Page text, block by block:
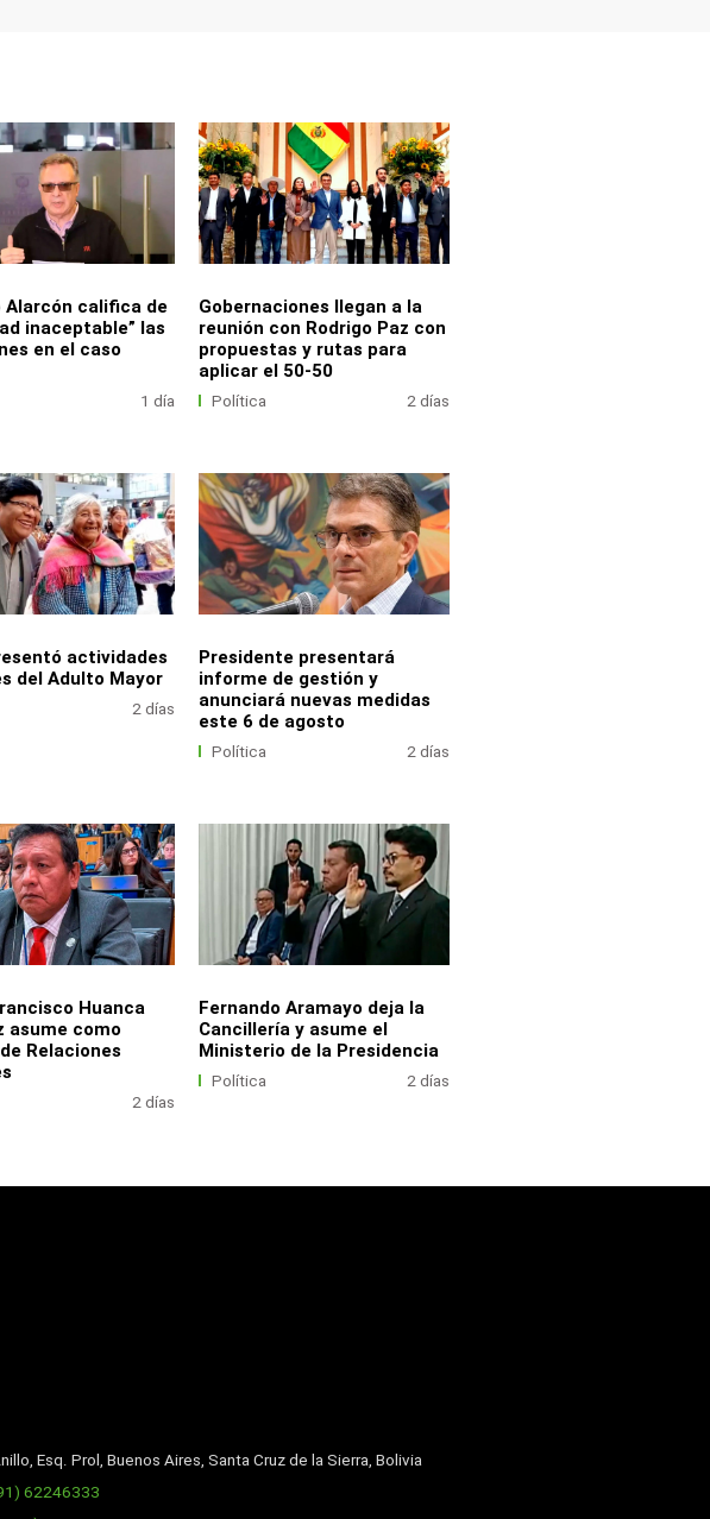
Alarcón califica de
inaceptable” las
en el caso
1 día
Gobernaciones llegan a la
reunión con Rodrigo Paz con
propuestas y rutas para
aplicar el 50-50
Política 2 días
actividades
del Adulto Mayor
2 días
Presidente presentará
informe de gestión y
anunciará nuevas medidas
este 6 de agosto
Política 2 días
Huanca
asume como
Relaciones
2 días
Fernando Aramayo deja la
Cancillería y asume el
Ministerio de la Presidencia
Política 2 días
Esq. Prol, Buenos Aires, Santa Cruz de la Sierra, Bolivia
62246333